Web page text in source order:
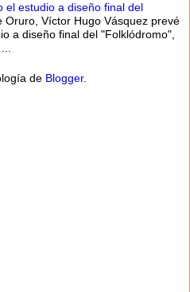
el estudio a diseño final del
Oruro, Víctor Hugo Vásquez prevé
a diseño final del "Folklódromo",
de Blogger.